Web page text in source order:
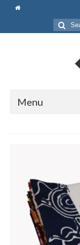
Search
for:
Menu
Bag
Gift Set
Decor